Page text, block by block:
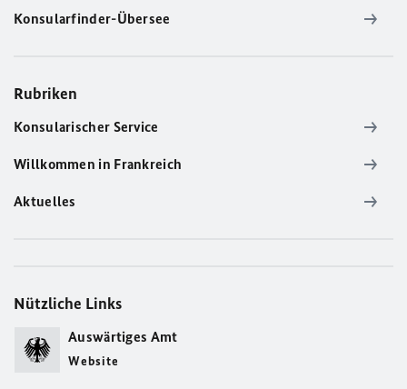
Konsularfinder-Übersee
Rubriken
Konsularischer Service
Willkommen in Frankreich
Aktuelles
Nützliche Links
Auswärtiges Amt
Website